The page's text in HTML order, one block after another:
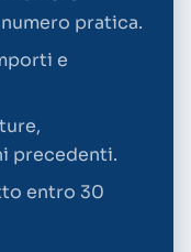
pratica.
e
precedenti.
entro 30